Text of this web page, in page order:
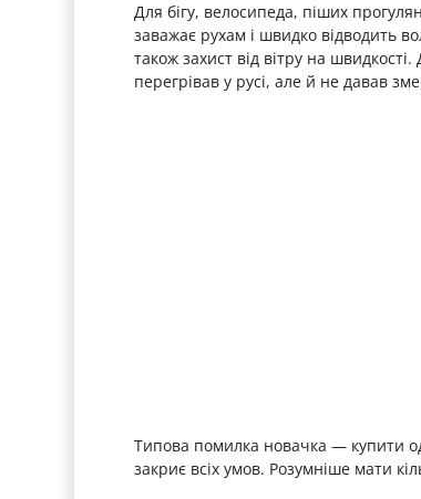
Для бігу, велосипеда, піших
заважає рухам і швидко відводить
також захист від вітру на
перегрівав у русі, але й не давав
Типова помилка новачка — купити
закриє всіх умов. Розумніше мати